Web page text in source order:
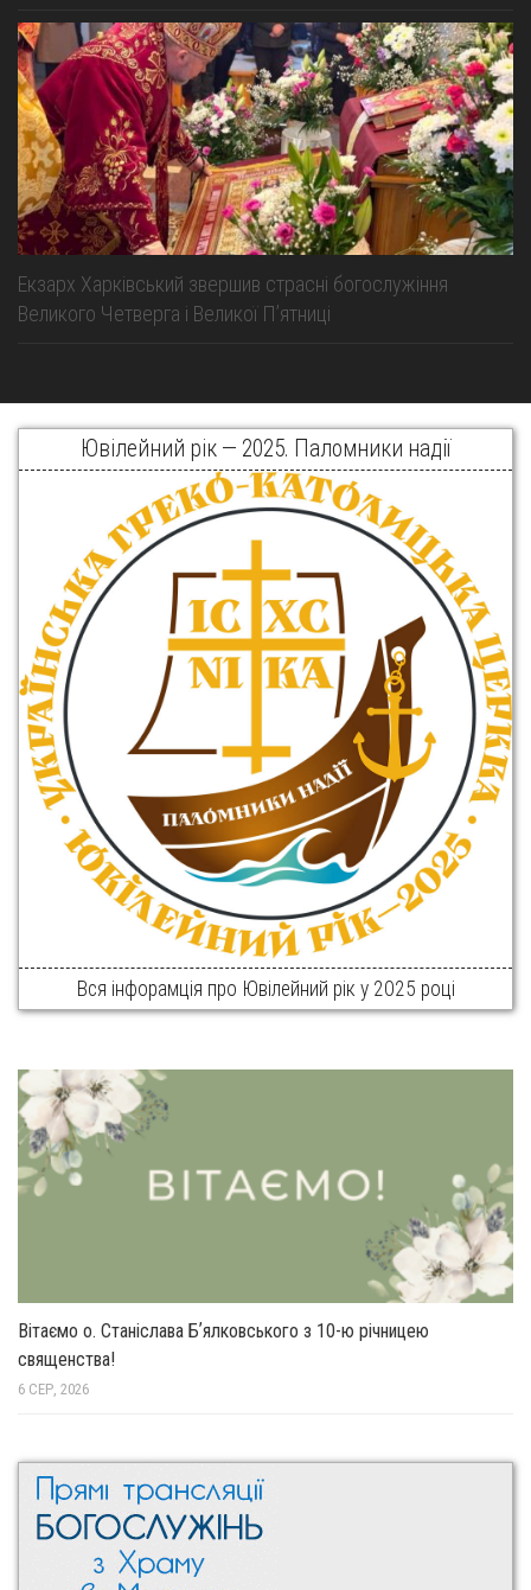
Екзарх Харківський звершив страсні богослужіння
Великого Четверга і Великої Пʼятниці
Ювілейний рік — 2025. Паломники надії
Вся інфорамція про Ювілейний рік у 2025 році
Вітаємо о. Станіслава Бʼялковського з 10-ю річницею
священства!
6 СЕР, 2026